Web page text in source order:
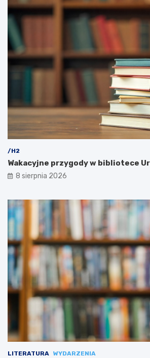
/H2
Wakacyjne przygody w bibliotece
8 sierpnia 2026
LITERATURA WYDARZENIA